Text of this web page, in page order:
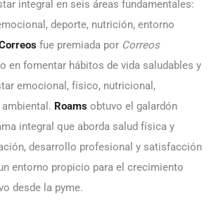
integral en seis áreas fundamentales:
deporte, nutrición, entorno
fue premiada por Correos
en fomentar hábitos de vida saludables y
emocional, físico, nutricional,
Roams obtuvo el galardón
integral que aborda salud física y
desarrollo profesional y satisfacción
entorno propicio para el crecimiento
desde la pyme.